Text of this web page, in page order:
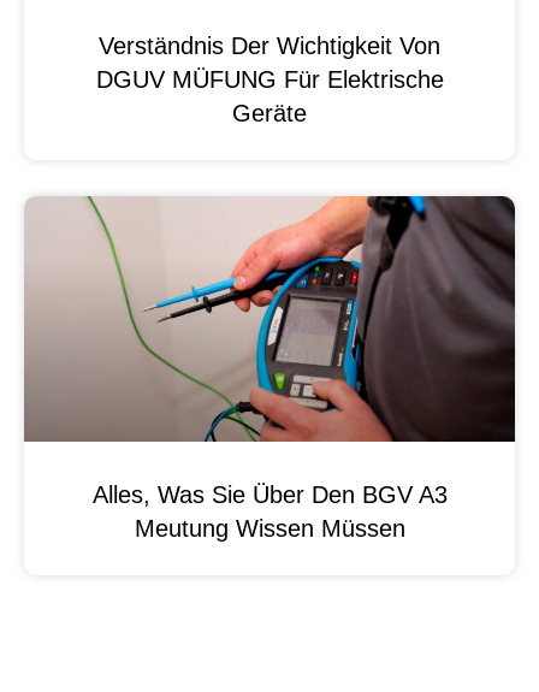
Verständnis Der Wichtigkeit Von
DGUV MÜFUNG Für Elektrische
Geräte
Alles, Was Sie Über Den BGV A3
Meutung Wissen Müssen